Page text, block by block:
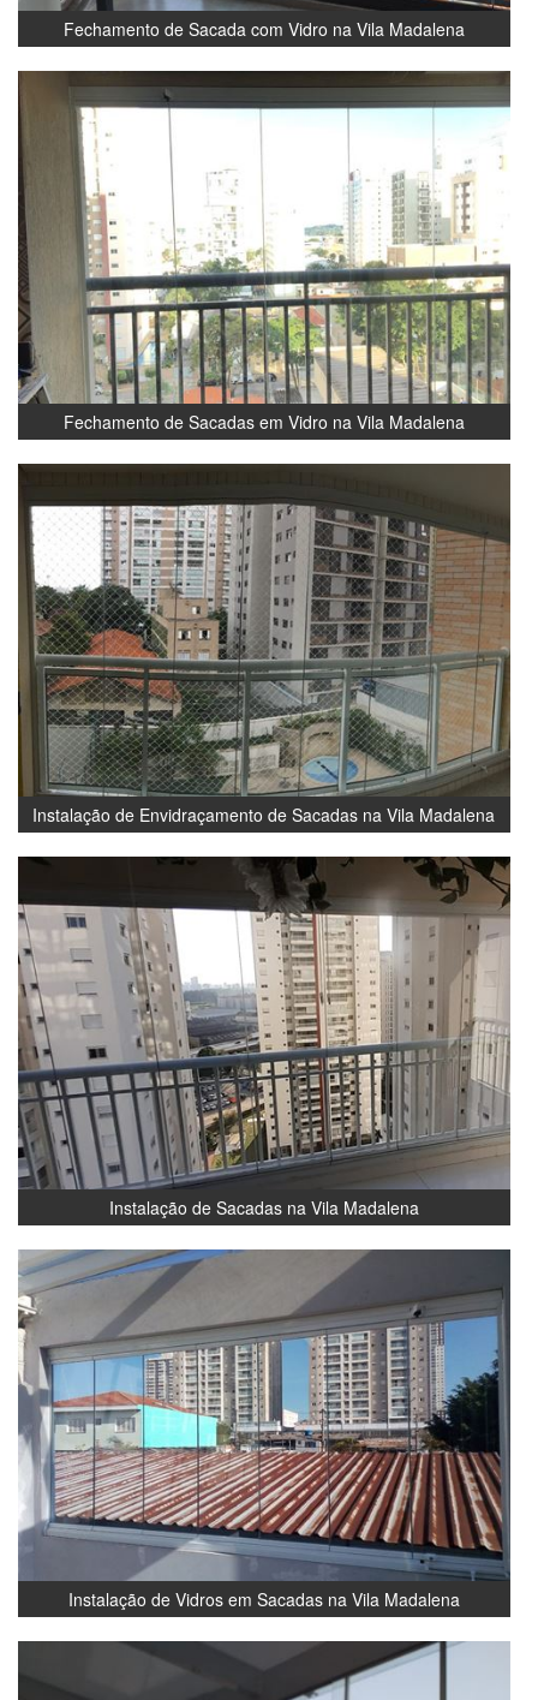
Fechamento de Sacada com Vidro na Vila Madalena
Fechamento de Sacadas em Vidro na Vila Madalena
Instalação de Envidraçamento de Sacadas na Vila Madalena
Instalação de Sacadas na Vila Madalena
Instalação de Vidros em Sacadas na Vila Madalena